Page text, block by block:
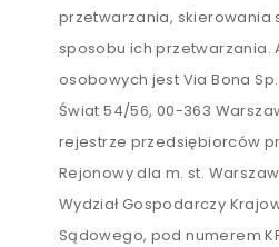
przetwarzania, skierowania
sposobu ich przetwarzania.
osobowych jest Via Bona
Świat 54/56, 00-363
rejestrze przedsiębiorców
Rejonowy dla m. st.
Wydział Gospodarczy
Sądowego, pod numerem